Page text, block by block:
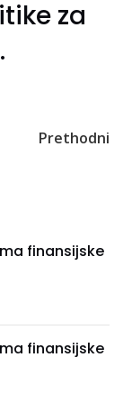
za
Prethodni
finansijske
finansijske